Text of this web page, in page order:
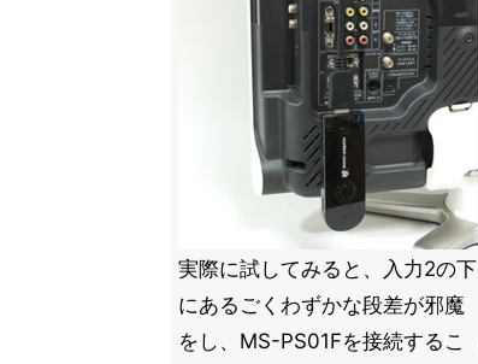
実際に試してみると、入力2の下
にあるごくわずかな段差が邪魔
をし、MS-PS01Fを接続するこ